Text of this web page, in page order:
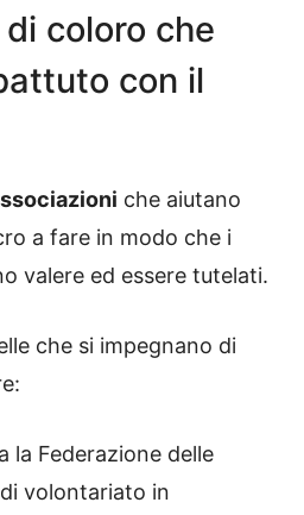
coloro che
con il
che aiutano
a fare in modo che i
valere ed essere tutelati.
che si impegnano di
la Federazione delle
volontariato in